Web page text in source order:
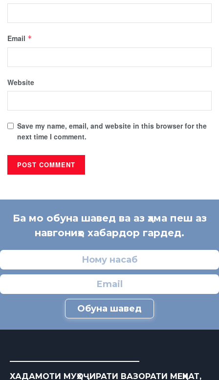
Email *
Website
Save my name, email, and website in this browser for the
next time I comment.
Ба мо обуна шавед ва аз ҳама пеш аз
навгониҳо хабардор гардед.
Обуна шавед
ХАДАМОТИ МУҲОҶИРАТИ ВАЗОРАТИ МЕҲНАТ,